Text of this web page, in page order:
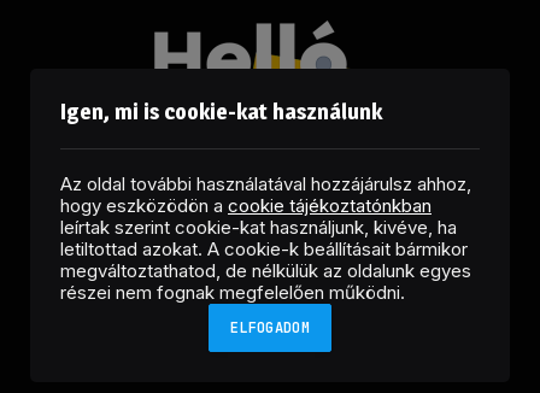
FacebookLinkedInX
(Twitter)
RSS
Igen, mi is cookie-kat használunk
Az oldal további használatával hozzájárulsz ahhoz,
hogy eszközödön a cookie tájékoztatónkban
leírtak szerint cookie-kat használjunk, kivéve, ha
letiltottad azokat. A cookie-k beállításait bármikor
megváltoztathatod, de nélkülük az oldalunk egyes
részei nem fognak megfelelően működni.
ELFOGADOM